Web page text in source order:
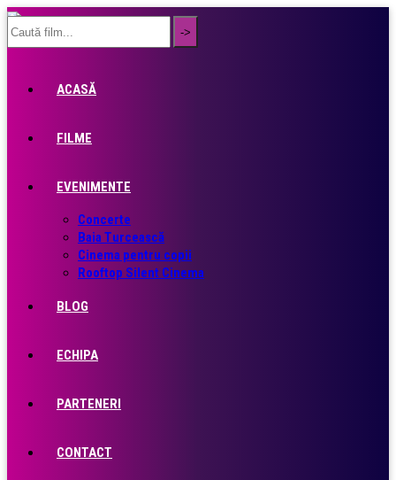
ACASĂ
FILME
EVENIMENTE
Concerte
Baia Turcească
Cinema pentru copii
Rooftop Silent Cinema
BLOG
ECHIPA
PARTENERI
CONTACT